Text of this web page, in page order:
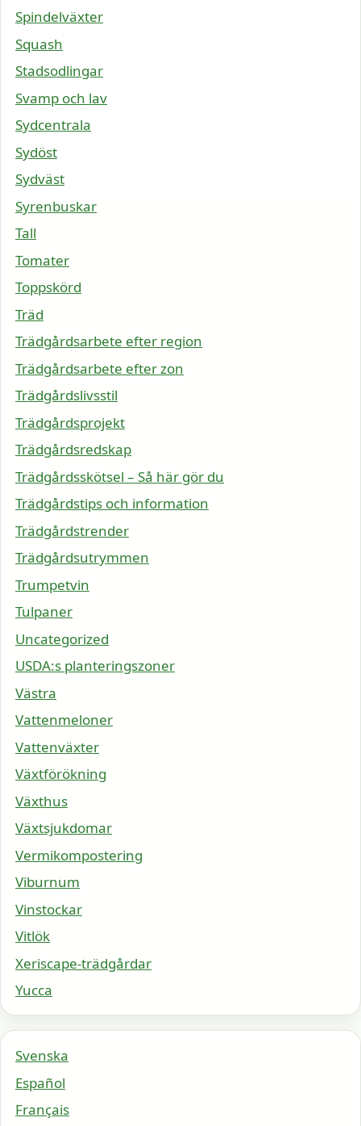
Spindelväxter
Squash
Stadsodlingar
Svamp och lav
Sydcentrala
Sydöst
Sydväst
Syrenbuskar
Tall
Tomater
Toppskörd
Träd
Trädgårdsarbete efter region
Trädgårdsarbete efter zon
Trädgårdslivsstil
Trädgårdsprojekt
Trädgårdsredskap
Trädgårdsskötsel – Så här gör du
Trädgårdstips och information
Trädgårdstrender
Trädgårdsutrymmen
Trumpetvin
Tulpaner
Uncategorized
USDA:s planteringszoner
Västra
Vattenmeloner
Vattenväxter
Växtförökning
Växthus
Växtsjukdomar
Vermikompostering
Viburnum
Vinstockar
Vitlök
Xeriscape-trädgårdar
Yucca
Svenska
Español
Français